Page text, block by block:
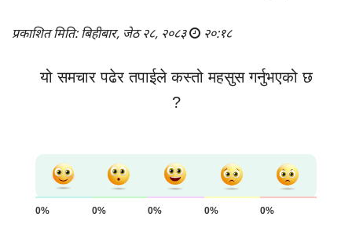
प्रकाशित मिति: बिहीबार, जेठ २८, २०८३ २०:१८
यो समचार पढेर तपाईले कस्तो महसुस गर्नुभएको छ
?
0% 0% 0% 0% 0%